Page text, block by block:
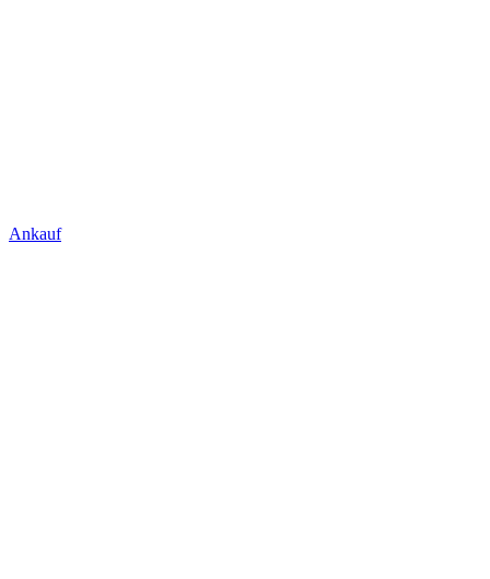
Ankauf